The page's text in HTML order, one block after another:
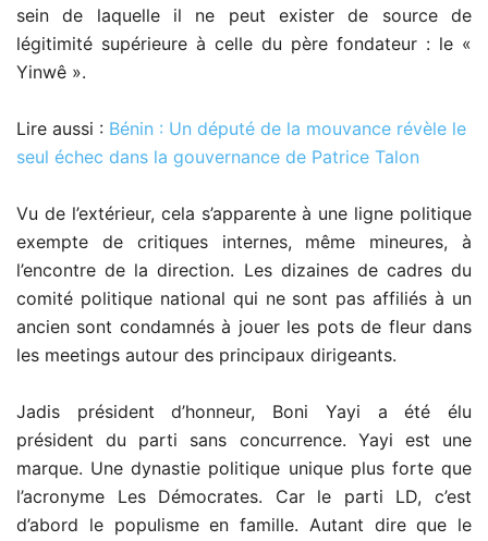
sein de laquelle il ne peut exister de source de
légitimité supérieure à celle du père fondateur : le «
Yinwê ».
Lire aussi : Bénin : Un député de la mouvance révèle le
seul échec dans la gouvernance de Patrice Talon
Vu de l’extérieur, cela s’apparente à une ligne politique
exempte de critiques internes, même mineures, à
l’encontre de la direction. Les dizaines de cadres du
comité politique national qui ne sont pas affiliés à un
ancien sont condamnés à jouer les pots de fleur dans
les meetings autour des principaux dirigeants.
Jadis président d’honneur, Boni Yayi a été élu
président du parti sans concurrence. Yayi est une
marque. Une dynastie politique unique plus forte que
l’acronyme Les Démocrates. Car le parti LD, c’est
d’abord le populisme en famille. Autant dire que le